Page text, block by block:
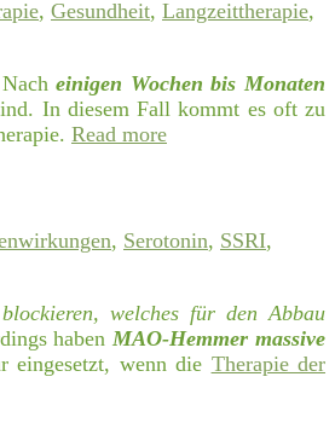
, Gesundheit, Langzeittherapie,
einigen Wochen bis Monaten
In diesem Fall kommt es oft zu
Read more
, Serotonin, SSRI,
welches für den Abbau
habenMAO-Hemmer massive
eingesetzt, wenn die Therapie der